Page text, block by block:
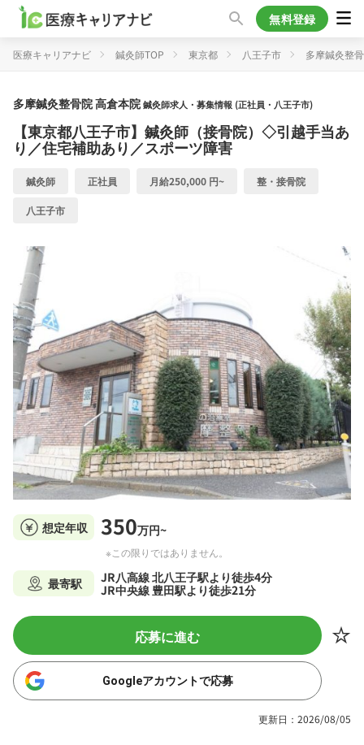
無料登録
医療キャリアナビ 鍼灸師TOP 東京都 八王子市 多摩鍼灸整
多摩鍼灸整骨院 高倉本院鍼灸師求人・募集情報 (正社員・八王子市)
【東京都八王子市】鍼灸師（接骨院）◇引越手当あ
り／住宅補助あり／スポーツ障害
鍼灸師 正社員 月給250,000 円~ 整・接骨院
八王子市
想定年収 350万円~
※この限りではありません。
最寄駅
JR八高線 北八王子駅より徒歩4分
JR中央線 豊田駅より徒歩21分
応募に進む
Googleアカウントで応募
更新日：2026/08/05